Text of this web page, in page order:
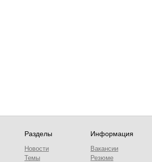
Разделы
Новости
Темы
Информация
Вакансии
Резюме